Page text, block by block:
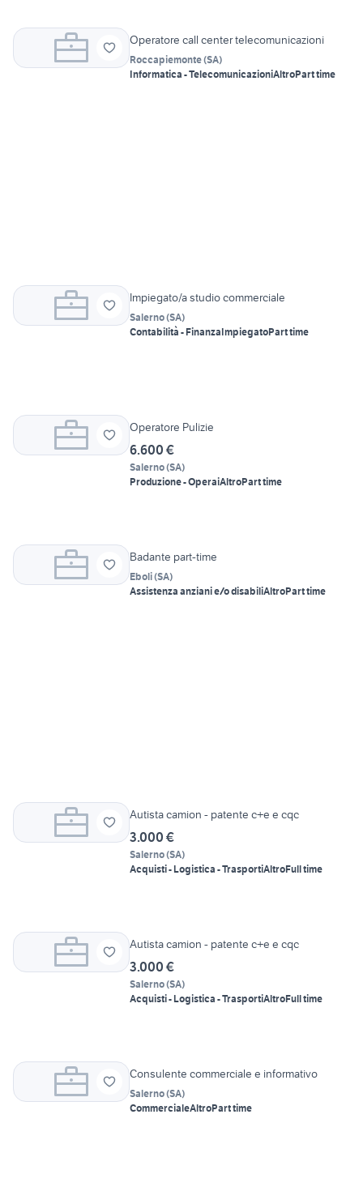
Operatore call center telecomunicazioni
Roccapiemonte(SA)
Informatica - TelecomunicazioniAltroPart time
Impiegato/a studio commerciale
Salerno(SA)
Contabilità - FinanzaImpiegatoPart time
Operatore Pulizie
6.600 €
Salerno(SA)
Produzione - OperaiAltroPart time
Badante part-time
Eboli(SA)
Assistenza anziani e/o disabiliAltroPart time
Autista camion - patente c+e e cqc
3.000 €
Salerno(SA)
Acquisti - Logistica - TrasportiAltroFull time
Autista camion - patente c+e e cqc
3.000 €
Salerno(SA)
Acquisti - Logistica - TrasportiAltroFull time
Consulente commerciale e informativo
Salerno(SA)
CommercialeAltroPart time